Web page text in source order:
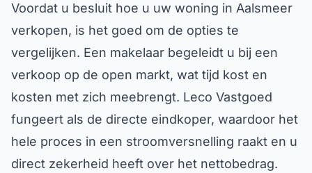
Voordat u besluit hoe u uw woning in Aalsmeer
verkopen, is het goed om de opties te
vergelijken. Een makelaar begeleidt u bij een
verkoop op de open markt, wat tijd kost en
kosten met zich meebrengt. Leco Vastgoed
fungeert als de directe eindkoper, waardoor het
hele proces in een stroomversnelling raakt en u
direct zekerheid heeft over het nettobedrag.